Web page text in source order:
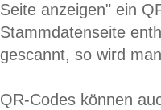
Seite anzeigen" ein
Stammdatenseite
gescannt, so wird
QR-Codes können